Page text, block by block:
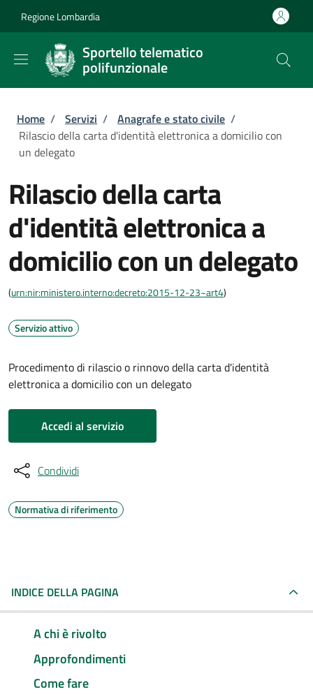
Regione Lombardia
Sportello telematico
polifunzionale
Briciole di pane
Home / Servizi / Anagrafe e stato civile /
Rilascio della carta d'identità elettronica a domicilio con
un delegato
Rilascio della carta
d'identità elettronica a
domicilio con un delegato
(urn:nir:ministero.interno:decreto:2015-12-23~art4)
Servizio attivo
Procedimento di rilascio o rinnovo della carta d'identità
elettronica a domicilio con un delegato
Accedi al servizio
Condividi
Normativa di riferimento
INDICE DELLA PAGINA
A chi è rivolto
Approfondimenti
Come fare